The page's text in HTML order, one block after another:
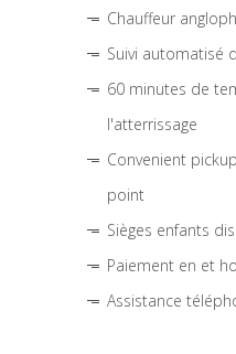
Chauffeur
Suivi automatisé
60 minutes de
l'atterrissage
Convenient
point
Sièges enfants
Paiement en et
Assistance